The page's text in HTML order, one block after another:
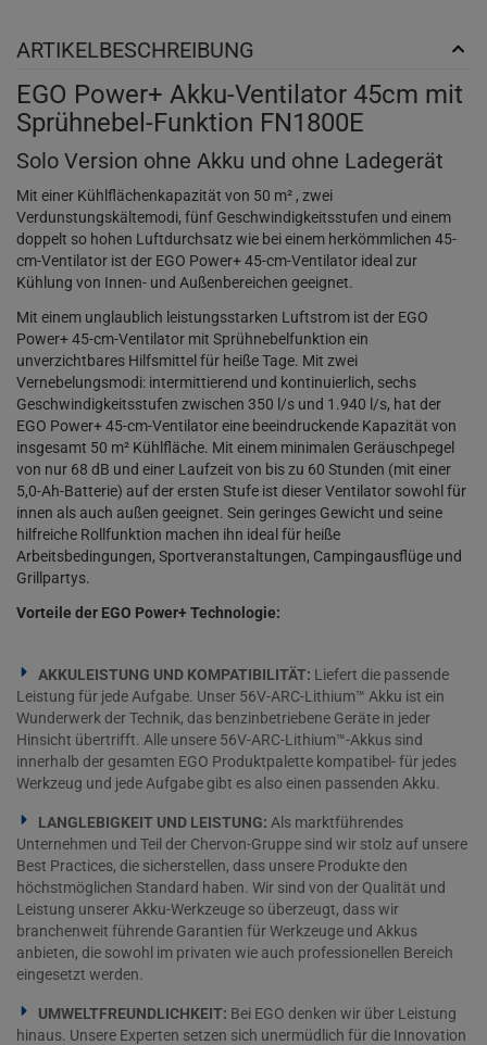
ARTIKELBESCHREIBUNG
EGO Power+ Akku-Ventilator 45cm mit
Sprühnebel-Funktion FN1800E
Solo Version ohne Akku und ohne Ladegerät
Mit einer Kühlflächenkapazität von 50 m² , zwei
Verdunstungskältemodi, fünf Geschwindigkeitsstufen und einem
doppelt so hohen Luftdurchsatz wie bei einem herkömmlichen 45-
cm-Ventilator ist der EGO Power+ 45-cm-Ventilator ideal zur
Kühlung von Innen- und Außenbereichen geeignet.
Mit einem unglaublich leistungsstarken Luftstrom ist der EGO
Power+ 45-cm-Ventilator mit Sprühnebelfunktion ein
unverzichtbares Hilfsmittel für heiße Tage. Mit zwei
Vernebelungsmodi: intermittierend und kontinuierlich, sechs
Geschwindigkeitsstufen zwischen 350 l/s und 1.940 l/s, hat der
EGO Power+ 45-cm-Ventilator eine beeindruckende Kapazität von
insgesamt 50 m² Kühlfläche. Mit einem minimalen Geräuschpegel
von nur 68 dB und einer Laufzeit von bis zu 60 Stunden (mit einer
5,0-Ah-Batterie) auf der ersten Stufe ist dieser Ventilator sowohl für
innen als auch außen geeignet. Sein geringes Gewicht und seine
hilfreiche Rollfunktion machen ihn ideal für heiße
Arbeitsbedingungen, Sportveranstaltungen, Campingausflüge und
Grillpartys.
Vorteile der EGO Power+ Technologie:
AKKULEISTUNG UND KOMPATIBILITÄT: Liefert die passende
Leistung für jede Aufgabe. Unser 56V-ARC-Lithium™ Akku ist ein
Wunderwerk der Technik, das benzinbetriebene Geräte in jeder
Hinsicht übertrifft. Alle unsere 56V-ARC-Lithium™-Akkus sind
innerhalb der gesamten EGO Produktpalette kompatibel- für jedes
Werkzeug und jede Aufgabe gibt es also einen passenden Akku.
LANGLEBIGKEIT UND LEISTUNG: Als marktführendes
Unternehmen und Teil der Chervon-Gruppe sind wir stolz auf unsere
Best Practices, die sicherstellen, dass unsere Produkte den
höchstmöglichen Standard haben. Wir sind von der Qualität und
Leistung unserer Akku-Werkzeuge so überzeugt, dass wir
branchenweit führende Garantien für Werkzeuge und Akkus
anbieten, die sowohl im privaten wie auch professionellen Bereich
eingesetzt werden.
UMWELTFREUNDLICHKEIT: Bei EGO denken wir über Leistung
hinaus. Unsere Experten setzen sich unermüdlich für die Innovation